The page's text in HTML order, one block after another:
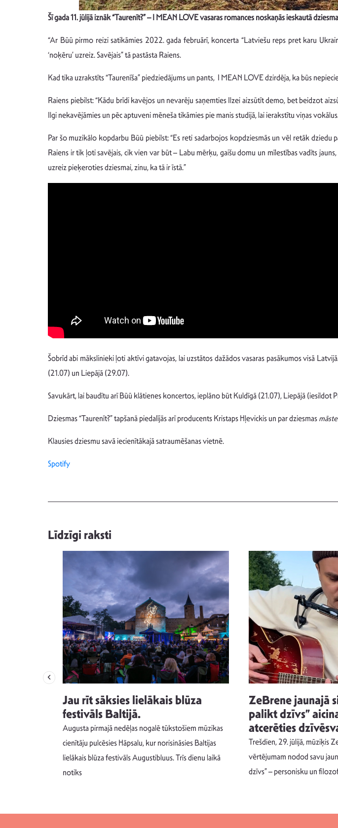
Šī gada 11. jūlijā iznāk “Taurenīt?” – I MEAN LOVE vasaras romances noskaņās ieskautā
“Ar Būū pirmo reizi satikāmies 2022. gada februārī, koncerta “Latviešu reps pret karu
‘noķēru’ uzreiz. Savējais” tā pastāsta Raiens.
Kad tika uzrakstīts “Taurenīša” piedziedājums un pants, I MEAN LOVE dzirdēja, ka būs
Raiens piebilst: “Kādu brīdi kavējos un nevarēju saņemties Ilzei aizsūtīt demo, bet beidzot
Ilgi nekavējāmies un pēc aptuveni mēneša tikāmies pie manis studijā, lai ierakstītu viņas
Par šo muzikālo kopdarbu Būū piebilst: “Es reti sadarbojos kopdziesmās un vēl retāk
Raiens ir tik ļoti savējais, cik vien var būt – Labu mērķu, gaišu domu un mīlestības vadīts
uzreiz pieķeroties dziesmai, zinu, ka tā ir īstā.”
Šobrīd abi mākslinieki ļoti aktīvi gatavojas, lai uzstātos dažādos vasaras pasākumos visā
(21.07) un Liepājā (29.07).
Savukārt, lai baudītu arī Būū klātienes koncertos, ieplāno būt Kuldīgā (21.07), Liepājā (iesildot
Dziesmas “Taurenīt?” tapšanā piedalījās arī producents Kristaps Hļevickis un par dziesmas
Klausies dziesmu savā iecienītākajā satraumēšanas vietnē.
Spotify
Līdzīgi raksti
Jau rīt sāksies lielākais blūza
festivāls Baltijā.
Augusta pirmajā nedēļas nogalē tūkstošiem mūzikas
cienītāju pulcēsies Hāpsalu, kur norisināsies Baltijas
lielākais blūza festivāls Augustibluus. Trīs dienu laikā
notiks
ZeBrene jaunajā
palikt dzīvs”
atcerēties
Trešdien, 29. jūlijā, mūziķis
vērtējumam nodod savu
dzīvs” – personisku un